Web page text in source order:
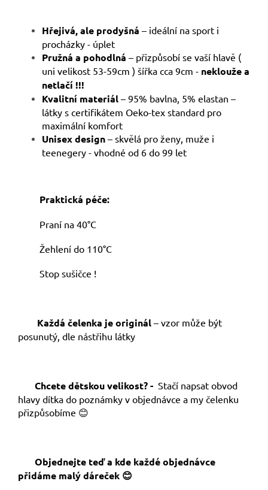
Hřejivá, ale prodyšná – ideální na sport i
procházky - úplet
Pružná a pohodlná – přizpůsobí se vaší hlavě (
uni velikost 53-59cm ) šířka cca 9cm - neklouže a
netlačí !!!
Kvalitní materiál – 95% bavlna, 5% elastan –
látky s certifikátem Oeko-tex standard pro
maximální komfort
Unisex design – skvělá pro ženy, muže i
teenegery - vhodné od 6 do 99 let
Praktická péče:
Praní na 40°C
Žehlení do 110°C
Stop sušičce !
Každá čelenka je originál – vzor může být
posunutý, dle nástřihu látky
Chcete dětskou velikost? - Stačí napsat obvod
hlavy dítka do poznámky v objednávce a my čelenku
přizpůsobíme 😊
Objednejte teď a kde každé objednávce
přidáme malý dáreček 😊